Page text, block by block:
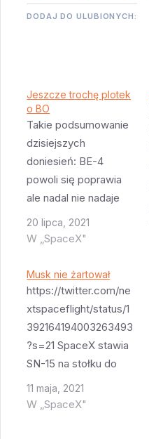
DODAJ DO ULUBIONYCH:
Jeszcze trochę plotek
o BO
Takie podsumowanie
dzisiejszych
doniesień: BE-4
powoli się poprawia
ale nadal nie nadaje
się do New Glenn,
konkretne powody są
znaneBezos jest
szczery do bólu i
bezczelny W kapsule
w której ma latać
sześć osób jest mało
miejsca dla czterech -
FunkBezos nadal nie
20 lipca, 2021
W „SpaceX"
Musk nie żartował
https://twitter.com/ne
xtspaceflight/status/1
392164194003263493
?s=21 SpaceX stawia
SN-15 na stołku do
startów. Ciekawe jaka
będzie tym razem
11 maja, 2021
W „SpaceX"